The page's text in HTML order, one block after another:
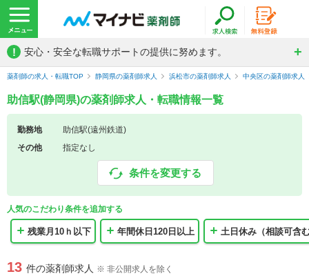
! 安心・安全な転職サポートの提供に努めます。
薬剤師の求人・転職TOP 静岡県の薬剤師求人 浜松市の薬剤師求人 中央区の薬剤師求人
助信駅(静岡県)の薬剤師求人・転職情報一覧
勤務地
助信駅(遠州鉄道)
その他
指定なし
条件を変更する
人気のこだわり条件を追加する
残業月10ｈ以下 年間休日120日以上 土日休み（相談可含
13 件の薬剤師求人 ※ 非公開求人を除く